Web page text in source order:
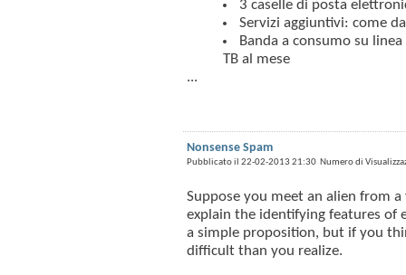
3 caselle di posta
Servizi aggiuntivi: come
Banda a consumo su
TB al mese
...
Nonsense Spam
Pubblicato il 22-02-2013 21:30 Numero di
Suppose you meet an alien from
explain the identifying features of
a simple proposition, but if you
difficult than you realize.